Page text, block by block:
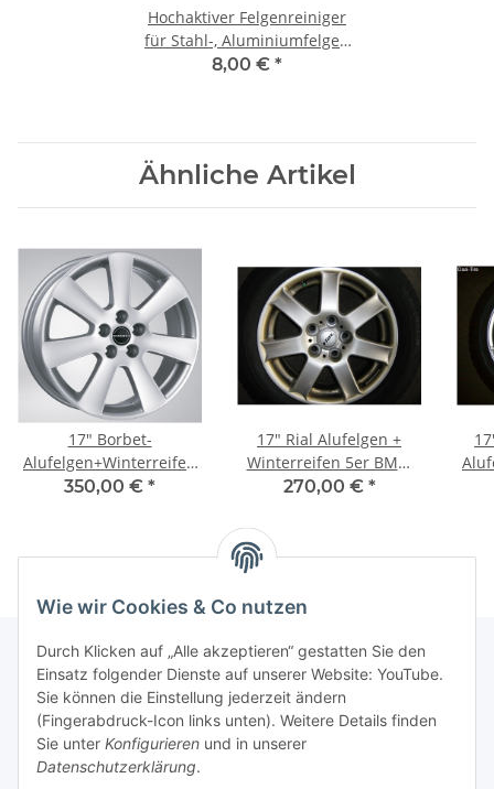
Wie wir Cookies & Co nutzen
Durch Klicken auf „Alle akzeptieren“ gestatten Sie den
Einsatz folgender Dienste auf unserer Website: YouTube.
Sie können die Einstellung jederzeit ändern
(Fingerabdruck-Icon links unten). Weitere Details finden
Sie unter Konfigurieren und in unserer
Datenschutzerklärung.
Hochaktiver Felgenreiniger
für Stahl-, Aluminiumfelgen
750ml
8,00 € *
Ähnliche Artikel
17" Borbet-
Alufelgen+Winterreifen
5er BMW E60, E61
350,00 € *
17" Rial Alufelgen +
Winterreifen 5er BMW
E60, E61
270,00 € *
Informationen
Gesetzliche Informationen